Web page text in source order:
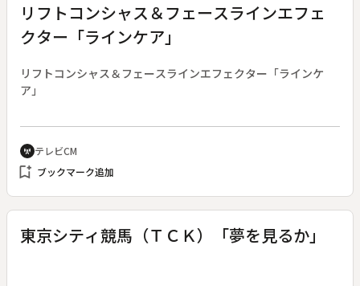
リフトコンシャス＆フェースラインエフェ
クター「ラインケア」
リフトコンシャス＆フェースラインエフェクター「ラインケ
ア」
cell_tower テレビCM
bookmark_add ブックマーク追加
東京シティ競馬（ＴＣＫ）「夢を見るか」